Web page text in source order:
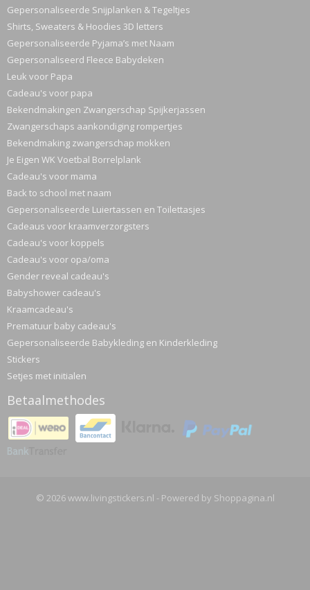
Gepersonaliseerde Snijplanken & Tegeltjes
Shirts, Sweaters & Hoodies 3D letters
Gepersonaliseerde Pyjama’s met Naam
Gepersonaliseerd Fleece Babydeken
Leuk voor Papa
Cadeau's voor papa
Bekendmakingen Zwangerschap Spijkerjassen
Zwangerschaps aankondiging rompertjes
Bekendmaking zwangerschap mokken
Je Eigen WK Voetbal Borrelplank
Cadeau's voor mama
Back to school met naam
Gepersonaliseerde Luiertassen en Toilettasjes
Cadeaus voor kraamverzorgsters
Cadeau's voor koppels
Cadeau's voor opa/oma
Gender reveal cadeau's
Babyshower cadeau's
Kraamcadeau's
Prematuur baby cadeau's
Gepersonaliseerde Babykleding en Kinderkleding
Stickers
Setjes met initialen
Betaalmethodes
© 2026 www.livingstickers.nl - Powered by Shoppagina.nl